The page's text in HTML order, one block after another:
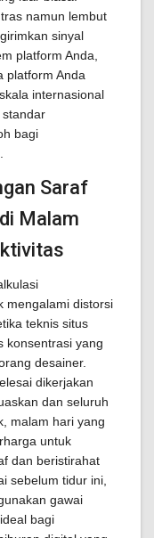
namun lembut
sinyal
platform Anda,
platform Anda
internasional
bagi
Saraf
Malam
mengalami distorsi
teknis situs
konsentrasi yang
desainer.
dikerjakan
dan seluruh
malam hari yang
untuk
dan beristirahat
sebelum tidur ini,
gawai
bagi